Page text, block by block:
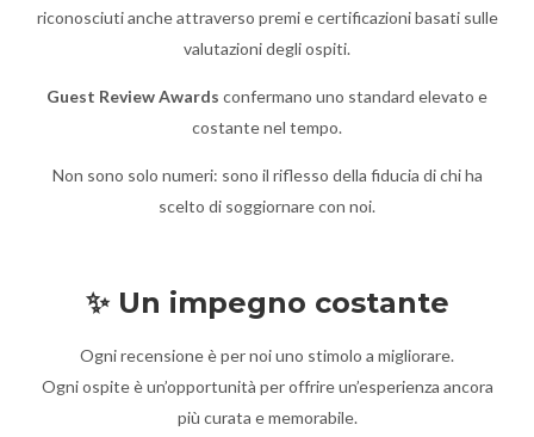
riconosciuti anche attraverso premi e certificazioni basati sulle
valutazioni degli ospiti.
Guest Review Awards confermano uno standard elevato e
costante nel tempo.
Non sono solo numeri: sono il riflesso della fiducia di chi ha
scelto di soggiornare con noi.
✨ Un impegno costante
Ogni recensione è per noi uno stimolo a migliorare.
Ogni ospite è un’opportunità per offrire un’esperienza ancora
più curata e memorabile.